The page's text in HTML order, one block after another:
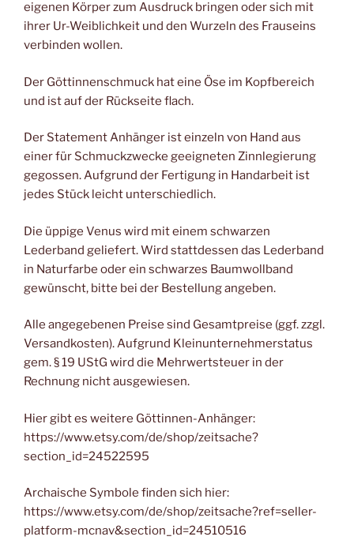
eigenen Körper zum Ausdruck bringen oder sich mit
ihrer Ur-Weiblichkeit und den Wurzeln des Frauseins
verbinden wollen.
Der Göttinnenschmuck hat eine Öse im Kopfbereich
und ist auf der Rückseite flach.
Der Statement Anhänger ist einzeln von Hand aus
einer für Schmuckzwecke geeigneten Zinnlegierung
gegossen. Aufgrund der Fertigung in Handarbeit ist
jedes Stück leicht unterschiedlich.
Die üppige Venus wird mit einem schwarzen
Lederband geliefert. Wird stattdessen das Lederband
in Naturfarbe oder ein schwarzes Baumwollband
gewünscht, bitte bei der Bestellung angeben.
Alle angegebenen Preise sind Gesamtpreise (ggf. zzgl.
Versandkosten). Aufgrund Kleinunternehmerstatus
gem. § 19 UStG wird die Mehrwertsteuer in der
Rechnung nicht ausgewiesen.
Hier gibt es weitere Göttinnen-Anhänger:
https://www.etsy.com/de/shop/zeitsache?
section_id=24522595
Archaische Symbole finden sich hier:
https://www.etsy.com/de/shop/zeitsache?ref=seller-
platform-mcnav&section_id=24510516